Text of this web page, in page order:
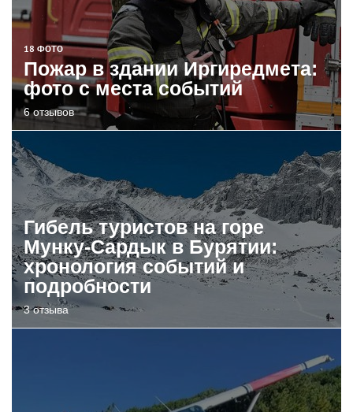
18 ФОТО
Пожар в здании Иргиредмета:
фото с места событий
6 отзывов
Гибель туристов на горе
Мунку-Сардык в Бурятии:
хронология событий и
подробности
3 отзыва